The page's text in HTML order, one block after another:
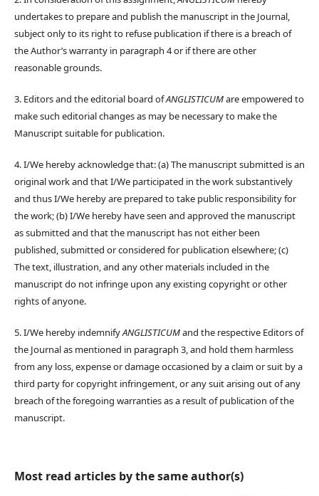
undertakes to prepare and publish the manuscript in the Journal,
subject only to its right to refuse publication if there is a breach of
the Author’s warranty in paragraph 4 or if there are other
reasonable grounds.
3. Editors and the editorial board ofANGLISTICUMare empowered to
make such editorial changes as may be necessary to make the
Manuscript suitable for publication.
4. I/We hereby acknowledge that: (a) The manuscript submitted is an
original work and that I/We participated in the work substantively
and thus I/We hereby are prepared to take public responsibility for
the work; (b) I/We hereby have seen and approved the manuscript
as submitted and that the manuscript has not either been
published, submitted or considered for publication elsewhere; (c)
The text, illustration, and any other materials included in the
manuscript do not infringe upon any existing copyright or other
rights of anyone.
5. I/We hereby indemnifyANGLISTICUMand the respective Editors of
the Journal as mentioned in paragraph 3, and hold them harmless
from any loss, expense or damage occasioned by a claim or suit by a
third party for copyright infringement, or any suit arising out of any
breach of the foregoing warranties as a result of publication of the
manuscript.
Most read articles by the same author(s)